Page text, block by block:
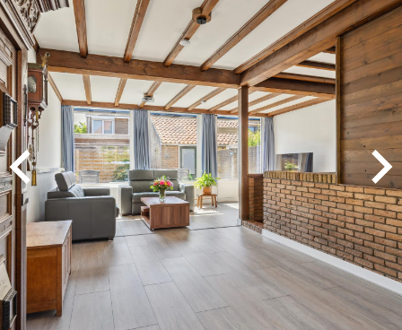
9 MEVROUW A. WIJNA
Wij zouden Charles Nagelkerke zeker
aanbevelen als makelaar. Hij geeft goede
adviezen, is zeer punctueel en betrouwbaar.
2025-08-26